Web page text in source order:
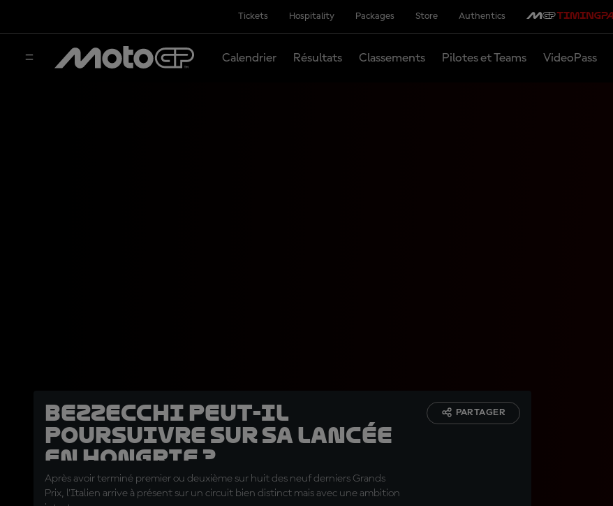
Tickets Hospitality Packages Store Authentics
Calendrier Résultats Classements Pilotes et Teams VideoPass
Bezzecchi peut-il
poursuivre sur sa lancée
en Hongrie ?
Après avoir terminé premier ou deuxième sur huit des neuf derniers Grands
Prix, l'Italien arrive à présent sur un circuit bien distinct mais avec une ambition
PARTAGER